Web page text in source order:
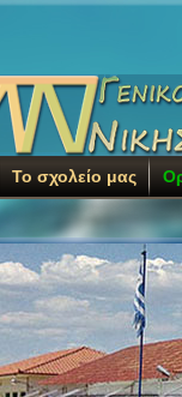
Το σχολείο μας